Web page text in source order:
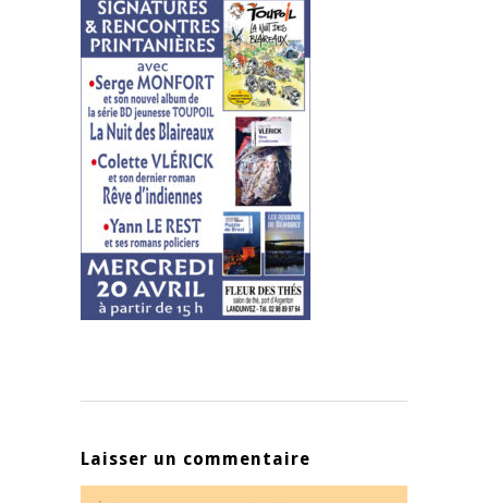
Laisser un commentaire